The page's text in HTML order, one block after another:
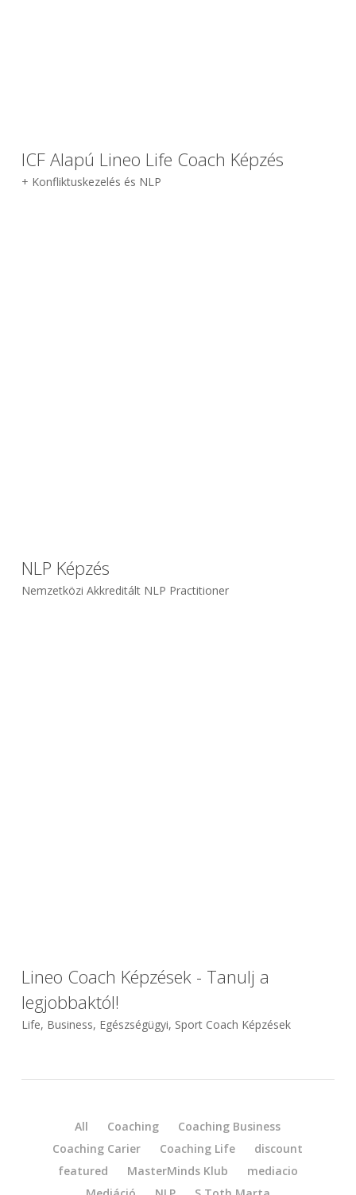
ICF Alapú Lineo Life Coach Képzés
+ Konfliktuskezelés és NLP
NLP Képzés
Nemzetközi Akkreditált NLP Practitioner
Lineo Coach Képzések - Tanulj a
legjobbaktól!
Life, Business, Egészségügyi, Sport Coach Képzések
All Coaching
Coaching Business
Coaching Carier
Coaching Life
discount
featured
MasterMinds Klub
mediacio